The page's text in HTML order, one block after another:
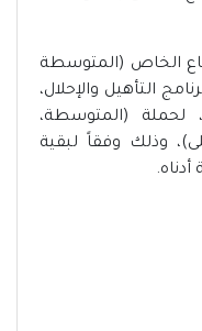
الخاص (المتوسطة
ريال عبر برنامج التأهيل والإحلال،
لحملة (المتوسطة،
وذلك وفقاً لبقية